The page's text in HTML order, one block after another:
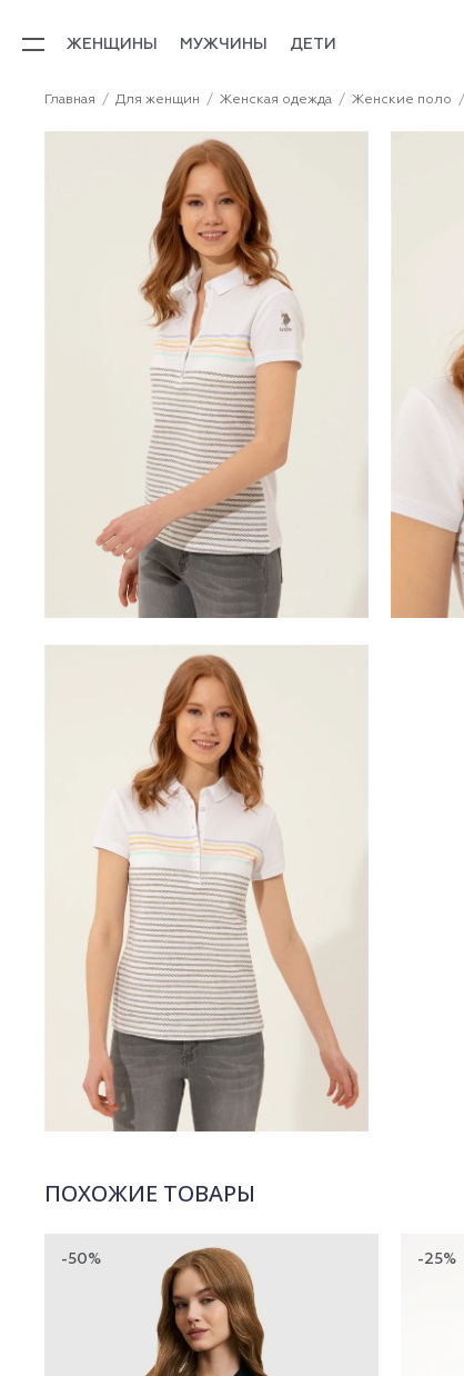
ЖЕНЩИНЫ МУЖЧИНЫ ДЕТИ
Главная Для женщин Женская одежда Женские поло
ПОХОЖИЕ ТОВАРЫ
-50% -25%